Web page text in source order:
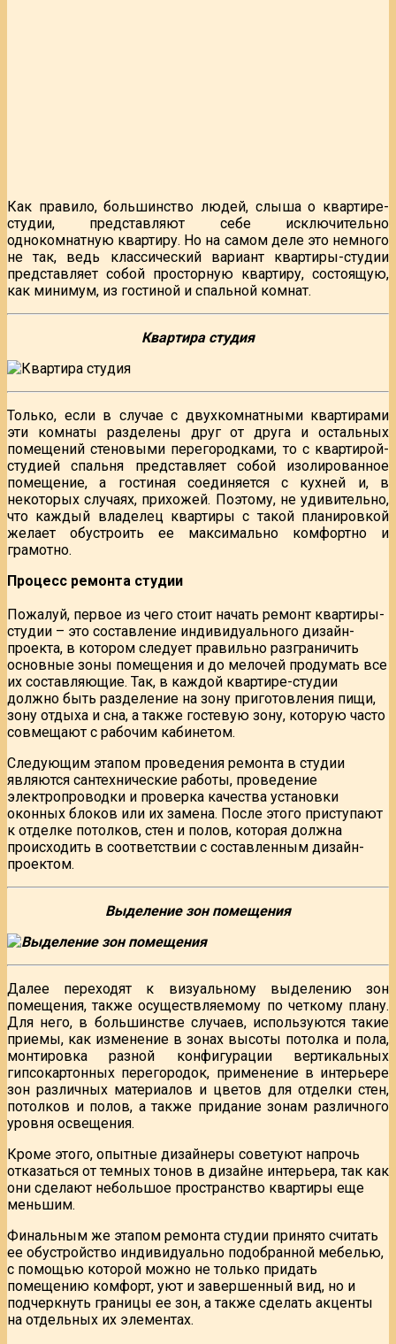
Как правило, большинство людей, слыша о квартире-
студии, представляют себе исключительно
однокомнатную квартиру. Но на самом деле это немного
не так, ведь классический вариант квартиры-студии
представляет собой просторную квартиру, состоящую,
как минимум, из гостиной и спальной комнат.
Квартира студия
Только, если в случае с двухкомнатными квартирами
эти комнаты разделены друг от друга и остальных
помещений стеновыми перегородками, то с квартирой-
студией спальня представляет собой изолированное
помещение, а гостиная соединяется с кухней и, в
некоторых случаях, прихожей. Поэтому, не удивительно,
что каждый владелец квартиры с такой планировкой
желает обустроить ее максимально комфортно и
грамотно.
Процесс ремонта студии
Пожалуй, первое из чего стоит начать ремонт квартиры-
студии – это составление индивидуального дизайн-
проекта, в котором следует правильно разграничить
основные зоны помещения и до мелочей продумать все
их составляющие. Так, в каждой квартире-студии
должно быть разделение на зону приготовления пищи,
зону отдыха и сна, а также гостевую зону, которую часто
совмещают с рабочим кабинетом.
Следующим этапом проведения ремонта в студии
являются сантехнические работы, проведение
электропроводки и проверка качества установки
оконных блоков или их замена. После этого приступают
к отделке потолков, стен и полов, которая должна
происходить в соответствии с составленным дизайн-
проектом.
Выделение зон помещения
Далее переходят к визуальному выделению зон
помещения, также осуществляемому по четкому плану.
Для него, в большинстве случаев, используются такие
приемы, как изменение в зонах высоты потолка и пола,
монтировка разной конфигурации вертикальных
гипсокартонных перегородок, применение в интерьере
зон различных материалов и цветов для отделки стен,
потолков и полов, а также придание зонам различного
уровня освещения.
Кроме этого, опытные дизайнеры советуют напрочь
отказаться от темных тонов в дизайне интерьера, так как
они сделают небольшое пространство квартиры еще
меньшим.
Финальным же этапом ремонта студии принято считать
ее обустройство индивидуально подобранной мебелью,
с помощью которой можно не только придать
помещению комфорт, уют и завершенный вид, но и
подчеркнуть границы ее зон, а также сделать акценты
на отдельных их элементах.